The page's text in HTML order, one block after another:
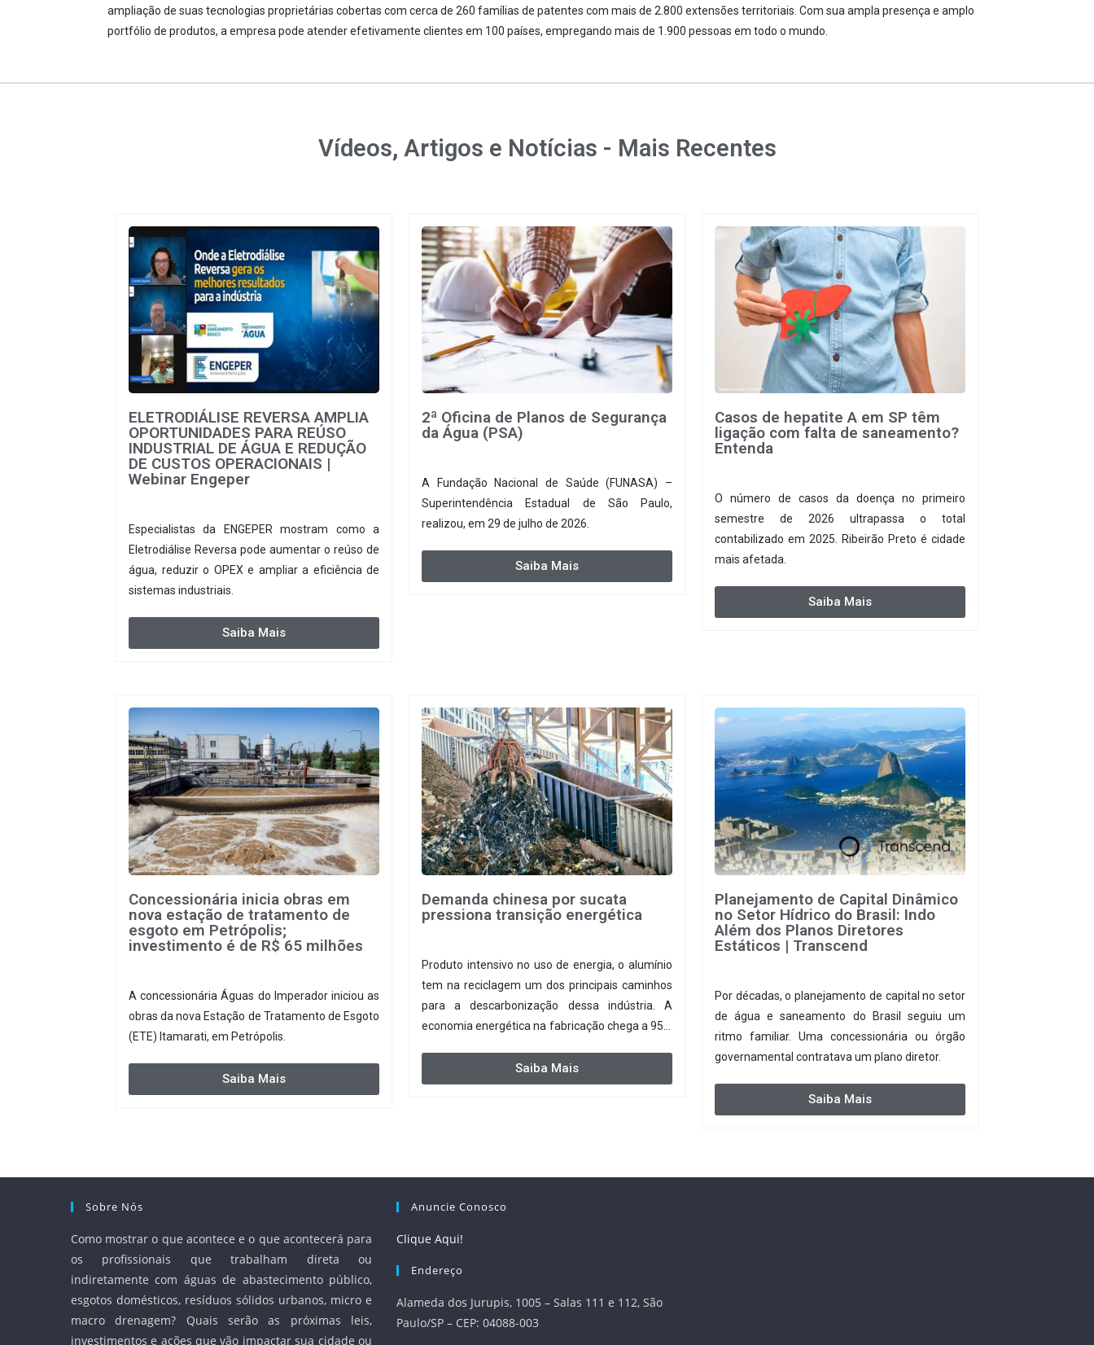
ampliação de suas tecnologias proprietárias cobertas com cerca de 260 famílias de patentes com mais de 2.800 extensões territoriais. Com sua ampla presença e amplo
portfólio de produtos, a empresa pode atender efetivamente clientes em 100 países, empregando mais de 1.900 pessoas em todo o mundo.
Vídeos, Artigos e Notícias - Mais Recentes
ELETRODIÁLISE REVERSA AMPLIA
OPORTUNIDADES PARA REÚSO
INDUSTRIAL DE ÁGUA E REDUÇÃO
DE CUSTOS OPERACIONAIS |
Webinar Engeper
Especialistas da ENGEPER mostram como a
Eletrodiálise Reversa pode aumentar o reúso de
água, reduzir o OPEX e ampliar a eficiência de
sistemas industriais.
Saiba Mais
2ª Oficina de Planos de Segurança
da Água (PSA)
A Fundação Nacional de Saúde (FUNASA) –
Superintendência Estadual de São Paulo,
realizou, em 29 de julho de 2026.
Saiba Mais
Casos de hepatite A em SP têm
ligação com falta de saneamento?
Entenda
O número de casos da doença no primeiro
semestre de 2026 ultrapassa o total
contabilizado em 2025. Ribeirão Preto é cidade
mais afetada.
Saiba Mais
Concessionária inicia obras em
nova estação de tratamento de
esgoto em Petrópolis;
investimento é de R$ 65 milhões
A concessionária Águas do Imperador iniciou as
obras da nova Estação de Tratamento de Esgoto
(ETE) Itamarati, em Petrópolis.
Saiba Mais
Demanda chinesa por sucata
pressiona transição energética
Produto intensivo no uso de energia, o alumínio
tem na reciclagem um dos principais caminhos
para a descarbonização dessa indústria. A
economia energética na fabricação chega a 95%
produção de um alumínio mais limpo, no
entanto, tem esbarrado em dificuldade de
Saiba Mais
Planejamento de Capital Dinâmico
no Setor Hídrico do Brasil: Indo
Além dos Planos Diretores
Estáticos | Transcend
Por décadas, o planejamento de capital no setor
de água e saneamento do Brasil seguiu um
ritmo familiar. Uma concessionária ou órgão
governamental contratava um plano diretor.
Saiba Mais
Sobre Nós
Como mostrar o que acontece e o que acontecerá para
os profissionais que trabalham direta ou
indiretamente com águas de abastecimento público,
esgotos domésticos, resíduos sólidos urbanos, micro e
macro drenagem? Quais serão as próximas leis,
investimentos e ações que vão impactar sua cidade ou
Anuncie Conosco
Clique Aqui!
Endereço
Alameda dos Jurupis, 1005 – Salas 111 e 112, São
Paulo/SP – CEP: 04088-003